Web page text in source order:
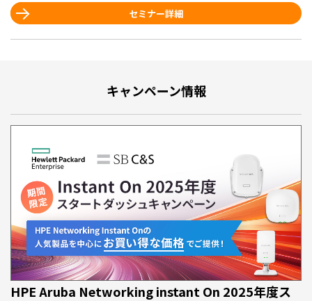
セミナー詳細
キャンペーン情報
HPE Aruba Networking instant On 2025年度ス